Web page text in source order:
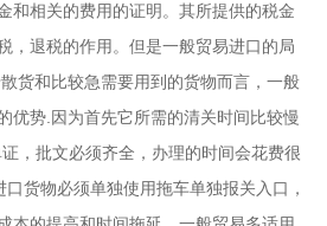
和相关的费用的证明。其所提供的税金
，退税的作用。但是一般贸易进口的局
货和比较急需要用到的货物而言，一般
优势.因为首先它所需的清关时间比较慢
，批文必须齐全，办理的时间会花费很
货物必须单独使用拖车单独报关入口，